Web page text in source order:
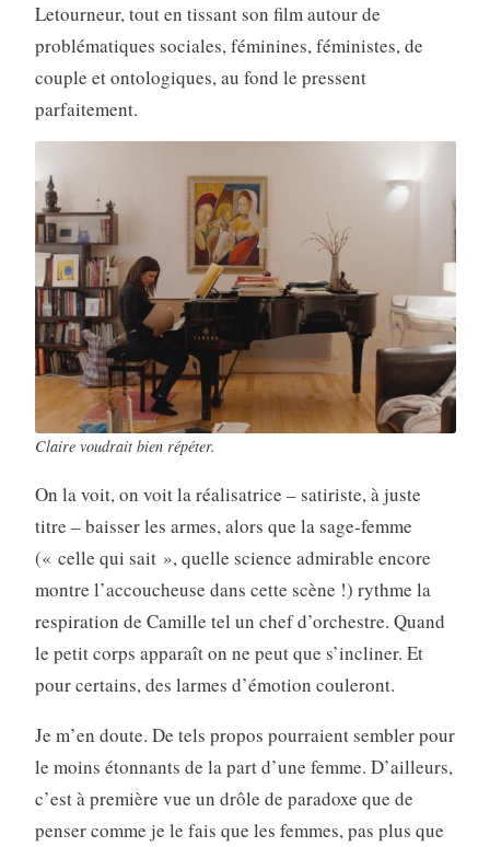
Letourneur, tout en tissant son film autour de
problématiques sociales, féminines, féministes, de
couple et ontologiques, au fond le pressent
parfaitement.
Claire voudrait bien répéter.
On la voit, on voit la réalisatrice – satiriste, à juste
titre – baisser les armes, alors que la sage-femme
(« celle qui sait », quelle science admirable encore
montre l’accoucheuse dans cette scène !) rythme la
respiration de Camille tel un chef d’orchestre. Quand
le petit corps apparaît on ne peut que s’incliner. Et
pour certains, des larmes d’émotion couleront.
Je m’en doute. De tels propos pourraient sembler pour
le moins étonnants de la part d’une femme. D’ailleurs,
c’est à première vue un drôle de paradoxe que de
penser comme je le fais que les femmes, pas plus que